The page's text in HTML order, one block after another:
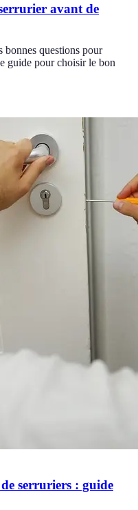
avant de
bonnes questions pour
guide pour choisir le bon
serruriers : guide